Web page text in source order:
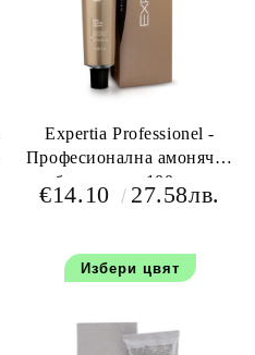
Expertia Professionel -
Професионална амонячна
боя за коса 100 мл.
€14.10 27.58лв.
Избери цвят